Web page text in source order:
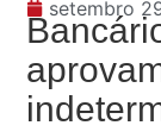
setembro